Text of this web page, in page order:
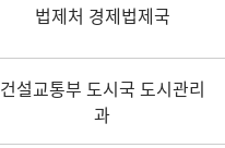
법제처 경제법제국
건설교통부 도시국 도시관리
과